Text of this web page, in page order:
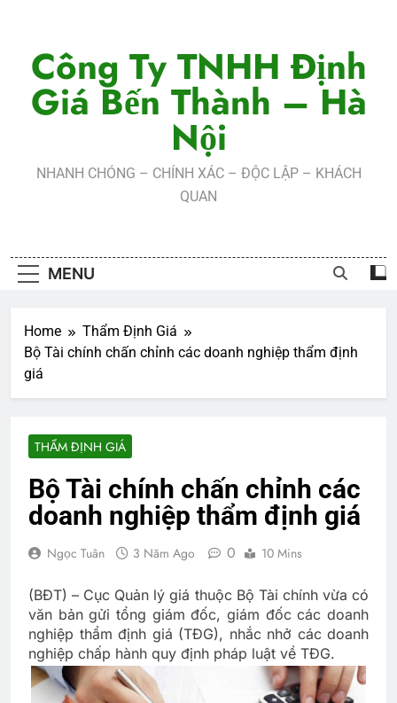
contentCông Ty TNHH Định
Giá Bến Thành – Hà
Nội
NHANH CHÓNG – CHÍNH XÁC – ĐỘC LẬP – KHÁCH
QUAN
MENU
Home
Thẩm Định Giá
Bộ Tài chính chấn chỉnh các doanh nghiệp thẩm định
giá
THẨM ĐỊNH GIÁ
Bộ Tài chính chấn chỉnh các
doanh nghiệp thẩm định giá
Ngọc Tuân 3 Năm Ago 0 10 Mins
(BĐT) – Cục Quản lý giá thuộc Bộ Tài chính vừa có
văn bản gửi tổng giám đốc, giám đốc các doanh
nghiệp thẩm định giá (TĐG), nhắc nhở các doanh
nghiệp chấp hành quy định pháp luật về TĐG.